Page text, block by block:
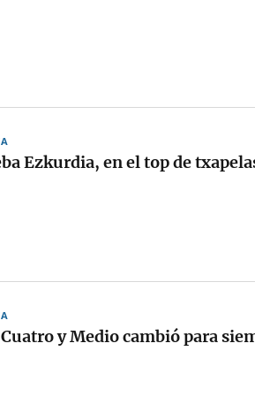
Ezkurdia, en el top de
y Medio cambió para